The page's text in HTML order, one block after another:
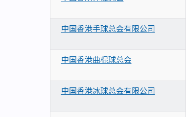
中国香港手球总会有限公司
中国香港曲棍球总会
中国香港冰球总会有限公司